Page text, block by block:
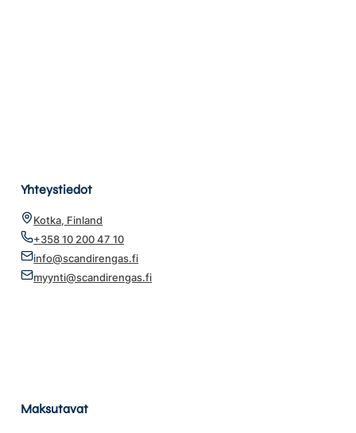
Yhteystiedot
Kotka, Finland
+358 10 200 47 10
info@scandirengas.fi
myynti@scandirengas.fi
Maksutavat